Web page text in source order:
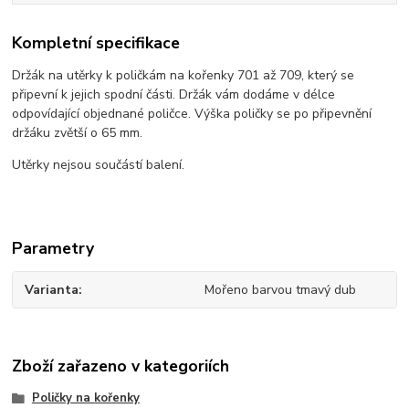
Kompletní specifikace
Držák na utěrky k poličkám na kořenky 701 až 709, který se
připevní k jejich spodní části. Držák vám dodáme v délce
odpovídající objednané poličce. Výška poličky se po připevnění
držáku zvětší o 65 mm.
Utěrky nejsou součástí balení.
Parametry
Varianta Mořeno barvou tmavý dub
Zboží zařazeno v kategoriích
Poličky na kořenky